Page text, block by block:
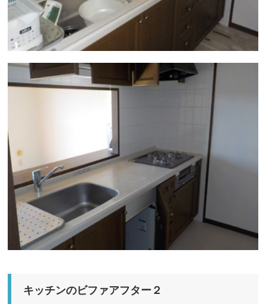
キッチンのビファアフター２